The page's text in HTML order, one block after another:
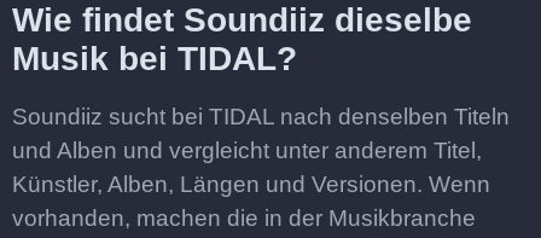
Wie findet Soundiiz dieselbe
Musik bei TIDAL?
Soundiiz sucht bei TIDAL nach denselben Titeln
und Alben und vergleicht unter anderem Titel,
Künstler, Alben, Längen und Versionen. Wenn
vorhanden, machen die in der Musikbranche